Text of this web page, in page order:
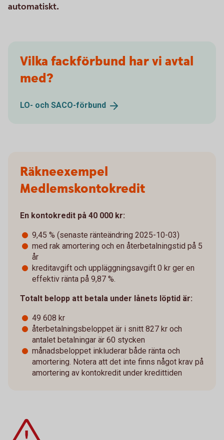
automatiskt.
Vilka fackförbund har vi avtal
med?
LO- och SACO-förbund
Räkneexempel
Medlemskontokredit
En kontokredit på 40 000 kr:
9,45 % (senaste ränteändring 2025-10-03)
med rak amortering och en återbetalningstid på 5
år
kreditavgift och uppläggningsavgift 0 kr ger en
effektiv ränta på 9,87 %.
Totalt belopp att betala under lånets löptid är:
49 608 kr
återbetalningsbeloppet är i snitt 827 kr och
antalet betalningar är 60 stycken
månadsbeloppet inkluderar både ränta och
amortering. Notera att det inte finns något krav på
amortering av kontokredit under kredittiden